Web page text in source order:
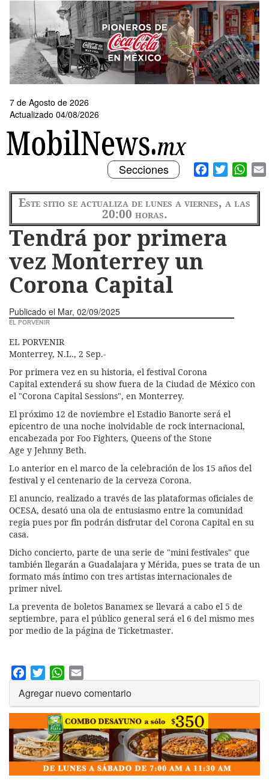
contenido
principal
7 de Agosto de 2026
Actualizado 04/08/2026
Facebook
Twitter
Toggle
navigation
Secciones
Este sitio se actualiza de lunes a viernes, a las
20:00 horas.
Tendrá por primera
vez Monterrey un
Corona Capital
Publicado el Mar, 02/09/2025
EL PORVENIR
EL PORVENIR
Monterrey, N.L., 2 Sep.-
Por primera vez en su historia, el festival Corona
Capital extenderá su show fuera de la Ciudad de México con
el "Corona Capital Sessions", en Monterrey.
El próximo 12 de noviembre el Estadio Banorte será el
epicentro de una noche inolvidable de rock internacional,
encabezada por Foo Fighters, Queens of the Stone
Age y Jehnny Beth.
Lo anterior en el marco de la celebración de los 15 años del
festival y el centenario de la cerveza Corona.
El anuncio, realizado a través de las plataformas oficiales de
OCESA, desató una ola de entusiasmo entre la comunidad
regia pues por fin podrán disfrutar del Corona Capital en su
casa.
Dicho concierto, parte de una serie de "mini festivales" que
también llegarán a Guadalajara y Mérida, pues se trata de un
formato más íntimo con tres artistas internacionales de
primer nivel.
La preventa de boletos Banamex se llevará a cabo el 5 de
septiembre, para el público general será el 6 del mismo mes
por medio de la página de Ticketmaster.
Facebook
TwitterWhatsApp
Agregar nuevo comentario